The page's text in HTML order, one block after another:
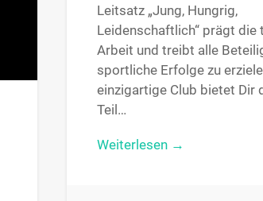
Leitsatz „Jung, Hungrig,
Leidenschaftlich“ prägt die
Arbeit und treibt alle
sportliche Erfolge zu
einzigartige Club bietet Dir
Teil…
Weiterlesen →